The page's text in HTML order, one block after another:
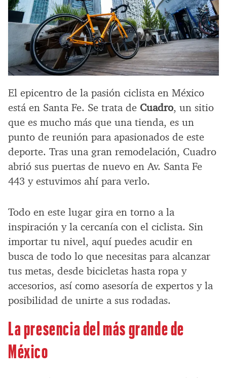
El epicentro de la pasión ciclista en México
está en Santa Fe. Se trata de Cuadro, un sitio
que es mucho más que una tienda, es un
punto de reunión para apasionados de este
deporte. Tras una gran remodelación, Cuadro
abrió sus puertas de nuevo en Av. Santa Fe
443 y estuvimos ahí para verlo.
Todo en este lugar gira en torno a la
inspiración y la cercanía con el ciclista. Sin
importar tu nivel, aquí puedes acudir en
busca de todo lo que necesitas para alcanzar
tus metas, desde bicicletas hasta ropa y
accesorios, así como asesoría de expertos y la
posibilidad de unirte a sus rodadas.
La presencia del más grande de
México